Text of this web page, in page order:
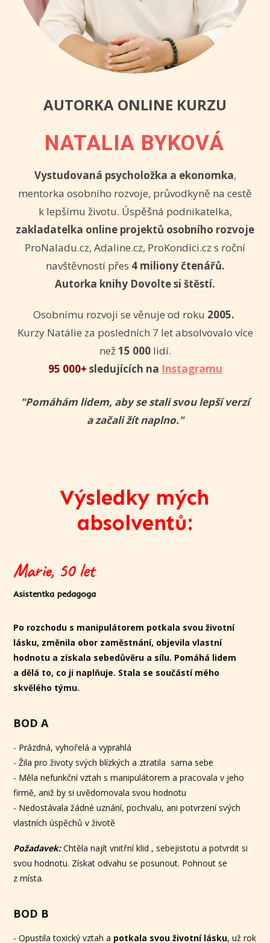
AUTORKA ONLINE KURZU
NATALIA BYKOVÁ
Vystudovaná psycholožka a ekonomka,
mentorka osobního rozvoje, průvodkyně na cestě
k lepšímu životu. Úspěšná podnikatelka,
zakladatelka online projektů osobního rozvoje
ProNaladu.cz, Adaline.cz, ProKondici.cz s roční
navštěvností přes 4 miliony čtenářů.
Autorka knihy Dovolte si štěstí.
Osobnímu rozvoji se věnuje od roku 2005.
Kurzy Natálie za posledních 7 let absolvovalo více
než15 000 lidí.
95 000+ sledujících na Instagramu
"Pomáhám lidem, aby se stali svou lepší verzí
a začali žít naplno."
Výsledky mých
absolventů:
Marie, 50 let
Asistentka pedagoga
Po rozchodu s manipulátorem potkala svou životní
lásku, změnila obor zaměstnání, objevila vlastní
hodnotu a získala sebedůvěru a sílu. Pomáhá lidem
a dělá to, co ji naplňuje. Stala se součástí mého
skvělého týmu.
BOD A
- Prázdná, vyhořelá a vyprahlá
- Žila pro životy svých blízkých a ztratila sama sebe
- Měla nefunkční vztah s manipulátorem a pracovala v jeho
firmě, aniž by si uvědomovala svou hodnotu
- Nedostávala žádné uznání, pochvalu, ani potvrzení svých
vlastních úspěchů v životě
Požadavek:Chtěla najít vnitřní klid , sebejistotu a potvrdit si
svou hodnotu. Získat odvahu se posunout. Pohnout se
z místa.
BOD B
- Opustila toxický vztah a potkala svou životní lásku, už rok